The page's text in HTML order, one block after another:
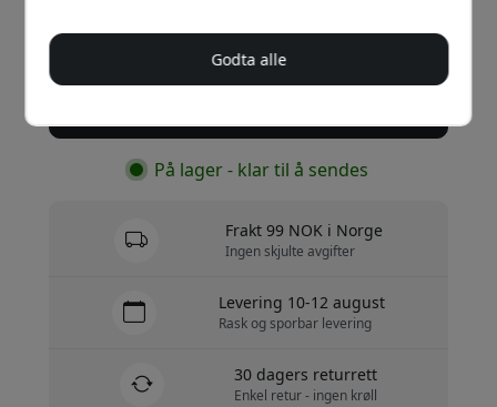
449 NOK
På lager - klar til å sendes
Frakt 99 NOK i Norge
Ingen skjulte avgifter
Levering 10-12 august
Rask og sporbar levering
30 dagers returrett
Enkel retur - ingen krøll
Godta alle